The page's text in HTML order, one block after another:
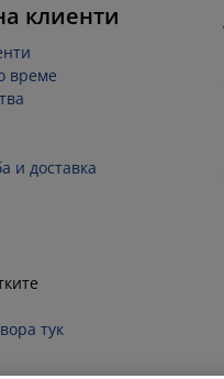
клиенти
време
и доставка
тук